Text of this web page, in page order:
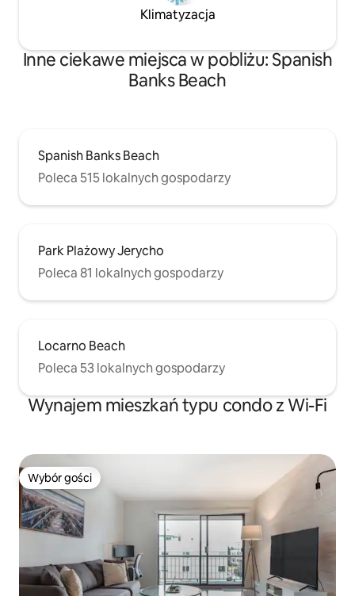
Klimatyzacja
Inne ciekawe miejsca w pobliżu: Spanish
Banks Beach
Spanish Banks Beach
Poleca 515 lokalnych gospodarzy
Park Plażowy Jerycho
Poleca 81 lokalnych gospodarzy
Locarno Beach
Poleca 53 lokalnych gospodarzy
Wynajem mieszkań typu condo z Wi-Fi
Wybór gości
Wybór gości